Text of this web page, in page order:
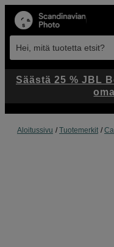
Hei, mitä tuotetta etsit?
Aloitussivu Tuotemerkit
Säästä 25 % JBL